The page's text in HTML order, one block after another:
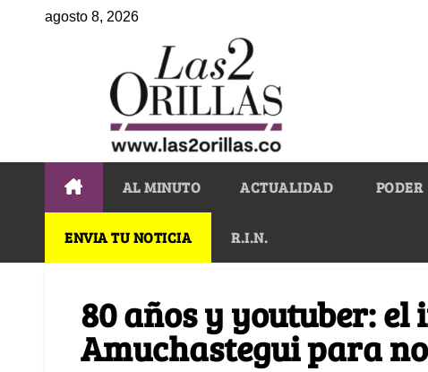
agosto 8, 2026
AL MINUTO ACTUALIDAD PODER
ENVIA TU NOTICIA R.I.N.
80 años y youtuber: el
Amuchastegui para